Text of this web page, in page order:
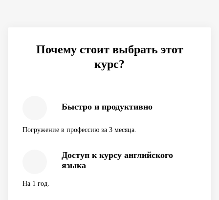
Почему стоит выбрать этот
курс?
Быстро и продуктивно
Погружение в профессию за 3 месяца.
Доступ к курсу английского
языка
На 1 год.